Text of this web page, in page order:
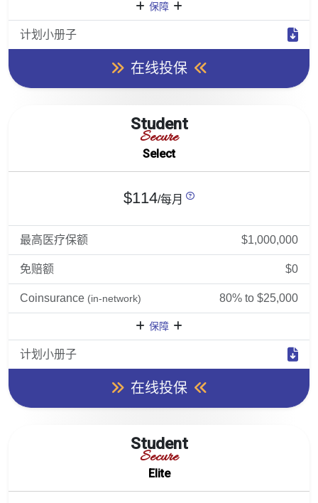
保障
计划小册子
在线投保
Student
Secure
Select
$114/每月
最高医疗保额 $1,000,000
免赔额 $0
Coinsurance (in-network) 80% to $25,000
保障
计划小册子
在线投保
Student
Secure
Elite